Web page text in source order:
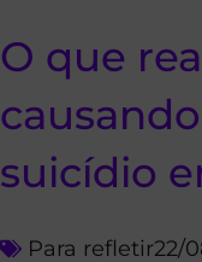
O que
suicídio
Para refletir22/